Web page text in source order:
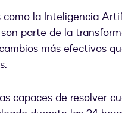
como la Inteligencia
son parte de la
más efectivos
capaces de resolver